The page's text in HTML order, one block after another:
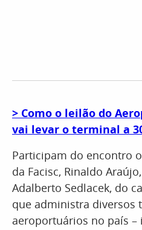
> Como o leilão do
vai levar o terminal a
Participam do encontro
da Facisc, Rinaldo
Adalberto Sedlacek, do
que administra diversos
aeroportuários no país –